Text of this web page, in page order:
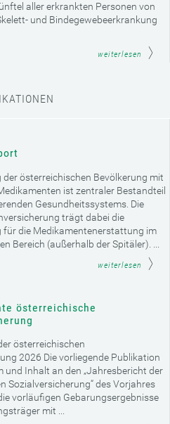
aller erkrankten Personen von
und Bindegewebeerkrankung
weiterlesen
der österreichischen Bevölkerung mit
ist zentraler Bestandteil
Gesundheitssystems. Die
trägt dabei die
die Medikamentenerstattung im
Bereich (außerhalb der Spitäler). ...
weiterlesen
österreichische
österreichischen
2026 Die vorliegende Publikation
und Inhalt an den „Jahresbericht der
Sozialversicherung“ des Vorjahres
vorläufigen Gebarungsergebnisse
mit ...